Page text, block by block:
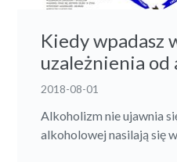
Kiedy wpadasz
uzależnienia od
2018-08-01
Alkoholizm nie ujawnia
alkoholowej nasilają się w